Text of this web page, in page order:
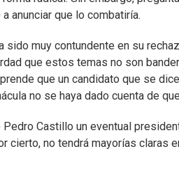
anunciar que lo combatiría.
sido muy contundente en su
que estos temas no son
que un candidato que se
no se haya dado cuenta de
Pedro Castillo un eventual
cierto, no tendrá mayorías claras